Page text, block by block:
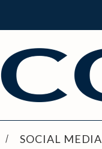
SOCIAL MEDIA